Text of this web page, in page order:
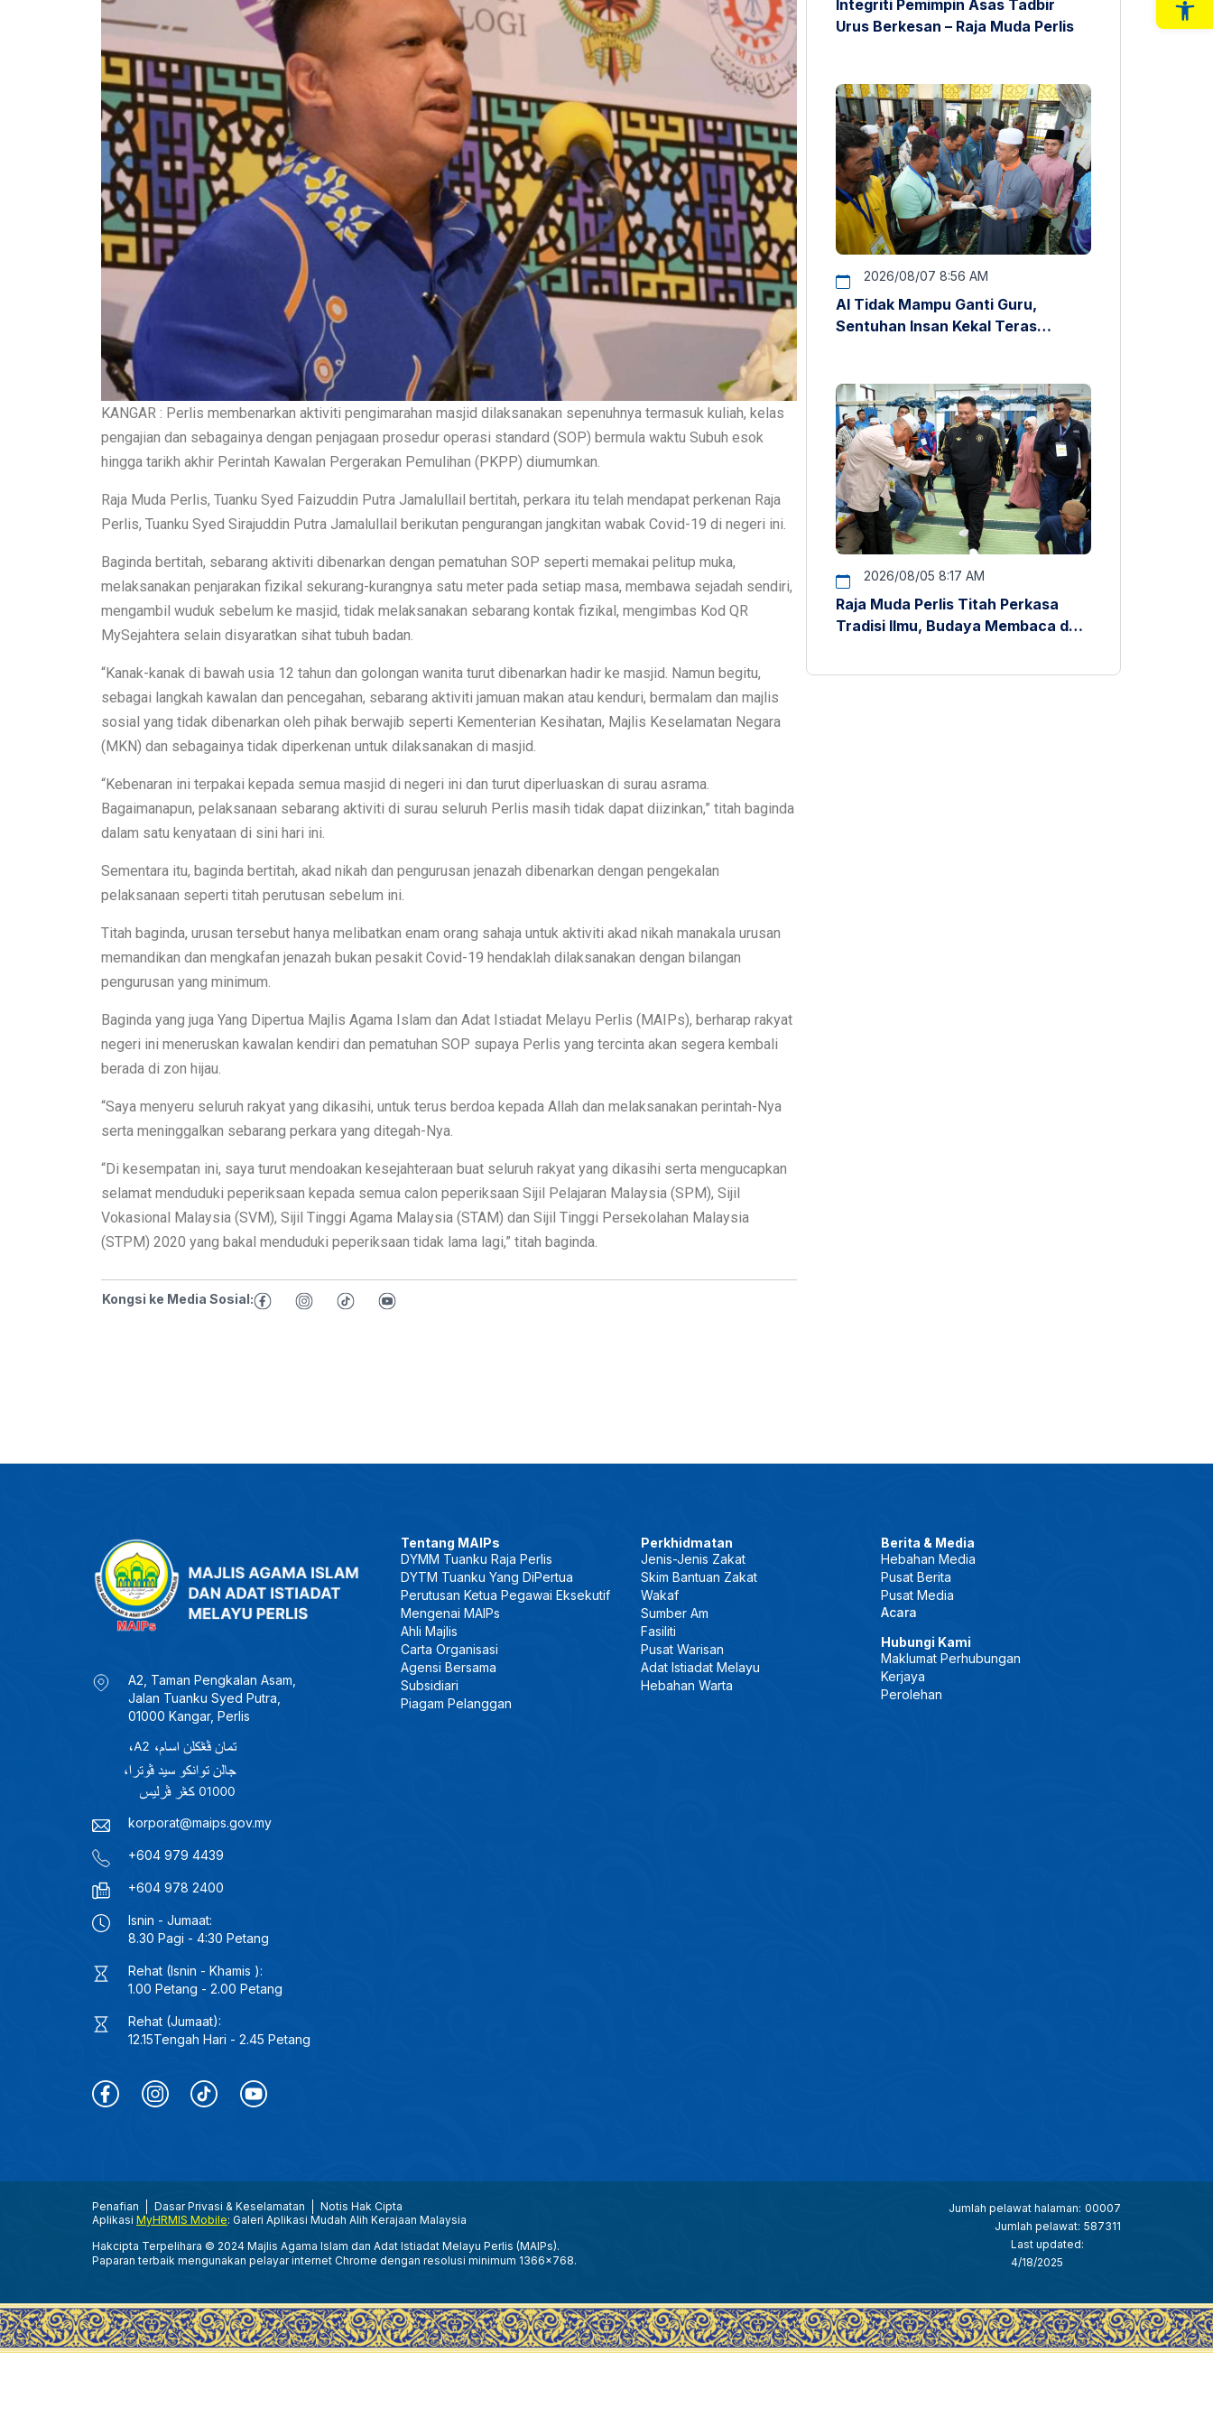
KANGAR : Perlis membenarkan aktiviti pengimarahan masjid dilaksanakan sepenuhnya termasuk kuliah, kelas
pengajian dan sebagainya dengan penjagaan prosedur operasi standard (SOP) bermula waktu Subuh esok
hingga tarikh akhir Perintah Kawalan Pergerakan Pemulihan (PKPP) diumumkan.
Raja Muda Perlis, Tuanku Syed Faizuddin Putra Jamalullail bertitah, perkara itu telah mendapat perkenan Raja
Perlis, Tuanku Syed Sirajuddin Putra Jamalullail berikutan pengurangan jangkitan wabak Covid-19 di negeri ini.
Baginda bertitah, sebarang aktiviti dibenarkan dengan pematuhan SOP seperti memakai pelitup muka,
melaksanakan penjarakan fizikal sekurang-kurangnya satu meter pada setiap masa, membawa sejadah sendiri,
mengambil wuduk sebelum ke masjid, tidak melaksanakan sebarang kontak fizikal, mengimbas Kod QR
MySejahtera selain disyaratkan sihat tubuh badan.
“Kanak-kanak di bawah usia 12 tahun dan golongan wanita turut dibenarkan hadir ke masjid. Namun begitu,
sebagai langkah kawalan dan pencegahan, sebarang aktiviti jamuan makan atau kenduri, bermalam dan majlis
sosial yang tidak dibenarkan oleh pihak berwajib seperti Kementerian Kesihatan, Majlis Keselamatan Negara
(MKN) dan sebagainya tidak diperkenan untuk dilaksanakan di masjid.
“Kebenaran ini terpakai kepada semua masjid di negeri ini dan turut diperluaskan di surau asrama.
Bagaimanapun, pelaksanaan sebarang aktiviti di surau seluruh Perlis masih tidak dapat diizinkan,” titah baginda
dalam satu kenyataan di sini hari ini.
Sementara itu, baginda bertitah, akad nikah dan pengurusan jenazah dibenarkan dengan pengekalan
pelaksanaan seperti titah perutusan sebelum ini.
Titah baginda, urusan tersebut hanya melibatkan enam orang sahaja untuk aktiviti akad nikah manakala urusan
memandikan dan mengkafan jenazah bukan pesakit Covid-19 hendaklah dilaksanakan dengan bilangan
pengurusan yang minimum.
Baginda yang juga Yang Dipertua Majlis Agama Islam dan Adat Istiadat Melayu Perlis (MAIPs), berharap rakyat
negeri ini meneruskan kawalan kendiri dan pematuhan SOP supaya Perlis yang tercinta akan segera kembali
berada di zon hijau.
“Saya menyeru seluruh rakyat yang dikasihi, untuk terus berdoa kepada Allah dan melaksanakan perintah-Nya
serta meninggalkan sebarang perkara yang ditegah-Nya.
“Di kesempatan ini, saya turut mendoakan kesejahteraan buat seluruh rakyat yang dikasihi serta mengucapkan
selamat menduduki peperiksaan kepada semua calon peperiksaan Sijil Pelajaran Malaysia (SPM), Sijil
Vokasional Malaysia (SVM), Sijil Tinggi Agama Malaysia (STAM) dan Sijil Tinggi Persekolahan Malaysia
(STPM) 2020 yang bakal menduduki peperiksaan tidak lama lagi,” titah baginda.
Kongsi ke Media Sosial:
Integriti Pemimpin Asas Tadbir
Urus Berkesan – Raja Muda Perlis
2026/08/07 8:56 AM
AI Tidak Mampu Ganti Guru,
Sentuhan Insan Kekal Teras
2026/08/05 8:17 AM
Raja Muda Perlis Titah Perkasa
Tradisi Ilmu, Budaya Membaca dan
A2, Taman Pengkalan Asam,
Jalan Tuanku Syed Putra,
01000 Kangar, Perlis
korporat@maips.gov.my
+604 979 4439
+604 978 2400
Isnin - Jumaat:
8.30 Pagi - 4:30 Petang
Rehat (Isnin - Khamis ):
1.00 Petang - 2.00 Petang
Rehat (Jumaat):
12.15Tengah Hari - 2.45 Petang
Tentang MAIPs
DYMM Tuanku Raja Perlis
DYTM Tuanku Yang DiPertua
Perutusan Ketua Pegawai Eksekutif
Mengenai MAIPs
Ahli Majlis
Carta Organisasi
Agensi Bersama
Subsidiari
Piagam Pelanggan
Perkhidmatan
Jenis-Jenis Zakat
Skim Bantuan Zakat
Wakaf
Sumber Am
Fasiliti
Pusat Warisan
Adat Istiadat Melayu
Hebahan Warta
Berita & Media
Hebahan Media
Pusat Berita
Pusat Media
Acara
Hubungi Kami
Maklumat Perhubungan
Kerjaya
Perolehan
Penafian Dasar Privasi & Keselamatan
Notis Hak Cipta
Aplikasi MyHRMIS Mobile: Galeri Aplikasi Mudah Alih Kerajaan Malaysia
Hakcipta Terpelihara © 2024 Majlis Agama Islam dan Adat Istiadat Melayu Perlis (MAIPs).
Paparan terbaik mengunakan pelayar internet Chrome dengan resolusi minimum 1366x768.
Jumlah pelawat halaman: 00007
Jumlah pelawat: 587311
Last updated:
4/18/2025